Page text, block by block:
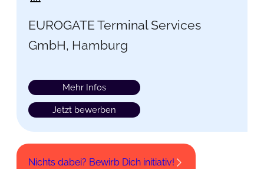
EUROGATE Terminal Services
GmbH, Hamburg
Mehr Infos
Jetzt bewerben
Nichts dabei? Bewirb Dich initiativ!